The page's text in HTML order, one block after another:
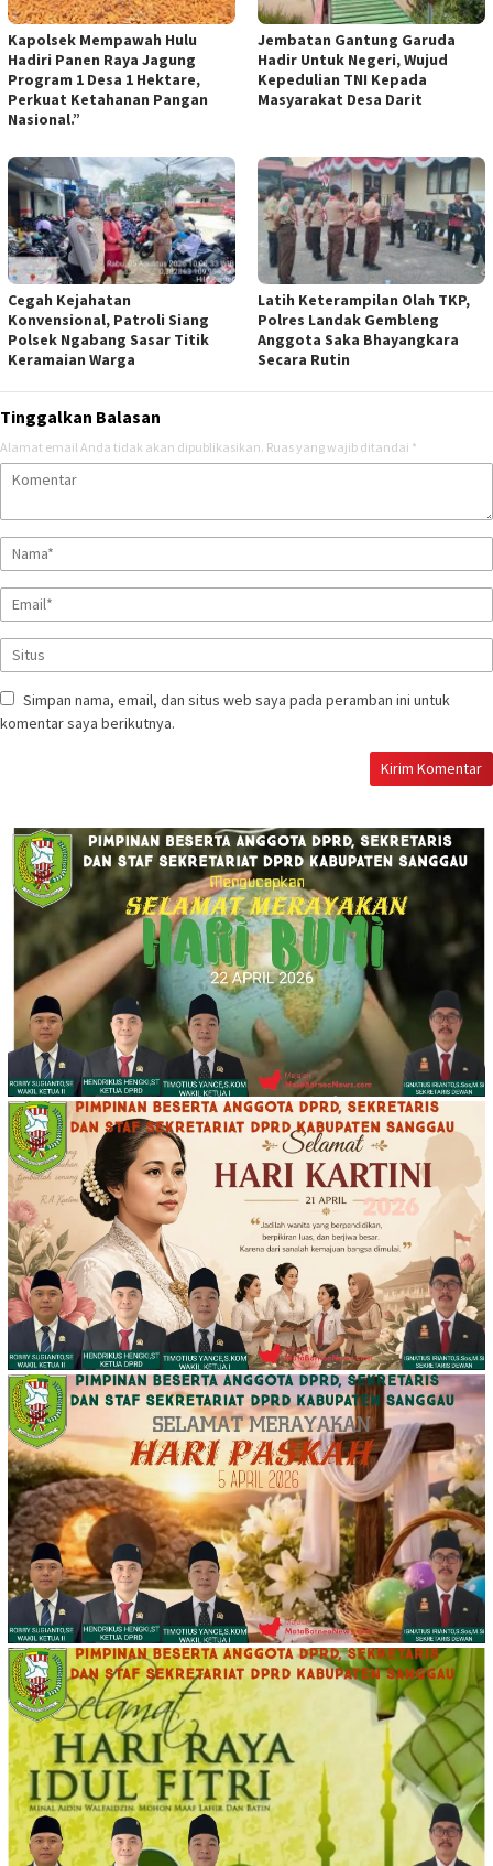
Kapolsek Mempawah Hulu
Hadiri Panen Raya Jagung
Program 1 Desa 1 Hektare,
Perkuat Ketahanan Pangan
Nasional.”
Jembatan Gantung Garuda
Hadir Untuk Negeri, Wujud
Kepedulian TNI Kepada
Masyarakat Desa Darit
Cegah Kejahatan
Konvensional, Patroli Siang
Polsek Ngabang Sasar Titik
Keramaian Warga
Latih Keterampilan Olah TKP,
Polres Landak Gembleng
Anggota Saka Bhayangkara
Secara Rutin
Tinggalkan Balasan
Alamat email Anda tidak akan dipublikasikan. Ruas yang wajib ditandai *
Simpan nama, email, dan situs web saya pada peramban ini untuk
komentar saya berikutnya.